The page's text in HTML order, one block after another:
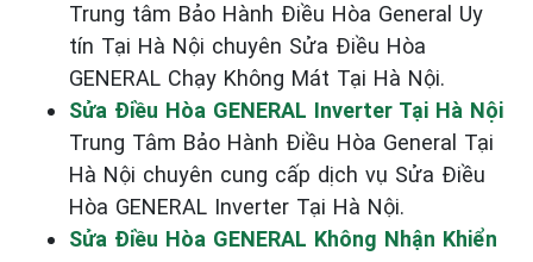
Trung tâm Bảo Hành Điều Hòa General Uy
tín Tại Hà Nội chuyên Sửa Điều Hòa
GENERAL Chạy Không Mát Tại Hà Nội.
Sửa Điều Hòa GENERAL Inverter Tại Hà Nội
Trung Tâm Bảo Hành Điều Hòa General Tại
Hà Nội chuyên cung cấp dịch vụ Sửa Điều
Hòa GENERAL Inverter Tại Hà Nội.
Sửa Điều Hòa GENERAL Không Nhận Khiển